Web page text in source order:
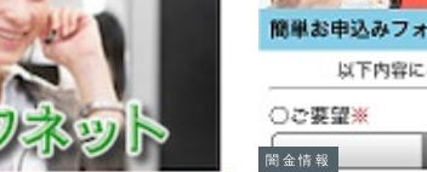
闇金情報